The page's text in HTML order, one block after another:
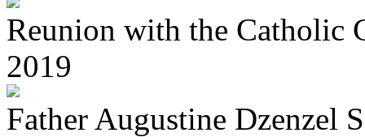
Reunion with the Catholic
2019
Father Augustine Dzenzel